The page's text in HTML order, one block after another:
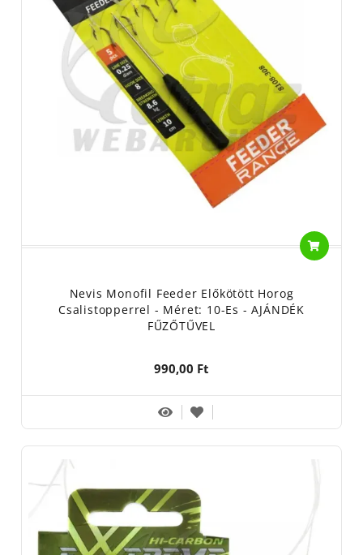
Nevis Monofil Feeder Előkötött Horog
Csalistopperrel - Méret: 10-Es - AJÁNDÉK
FŰZŐTŰVEL
990,00 Ft